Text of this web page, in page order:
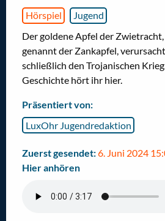
Hörspiel
Jugend
Der goldene Apfel der Zwietracht,
genannt der Zankapfel,
schließlich den Trojanischen
Geschichte hört ihr hier.
Präsentiert von:
LuxOhr Jugendredaktion
Zuerst gesendet:6. Juni 2024
Hier anhören